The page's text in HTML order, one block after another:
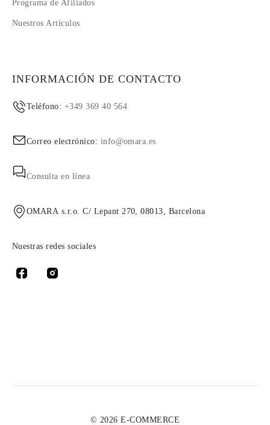
Programa de Afiliados
Nuestros Artículos
INFORMACIÓN DE CONTACTO
Teléfono: +349 369 40 564
Correo electrónico: info@omara.es
Consulta en línea
OMARA s.r.o. C/ Lepant 270, 08013, Barcelona
Nuestras redes sociales
© 2026 E-COMMERCE